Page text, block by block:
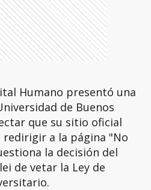
Humano presentó una
de Buenos
que su sitio oficial
a la página "No
la decisión del
de vetar la Ley de